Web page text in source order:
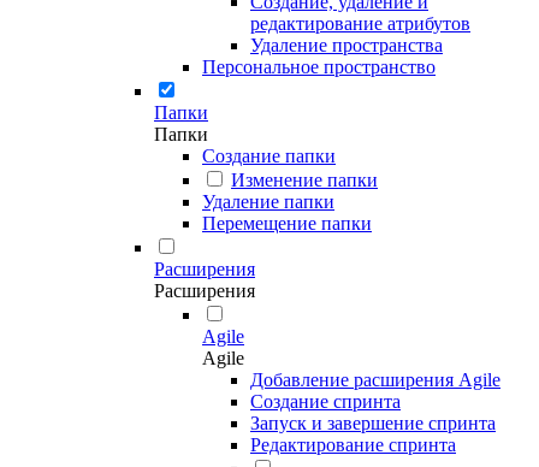
редактирование атрибутов
Удаление пространства
Персональное пространство
Папки
Папки
Создание папки
Изменение папки
Удаление папки
Перемещение папки
Расширения
Расширения
Agile
Agile
Добавление расширения Agile
Создание спринта
Запуск и завершение спринта
Редактирование спринта